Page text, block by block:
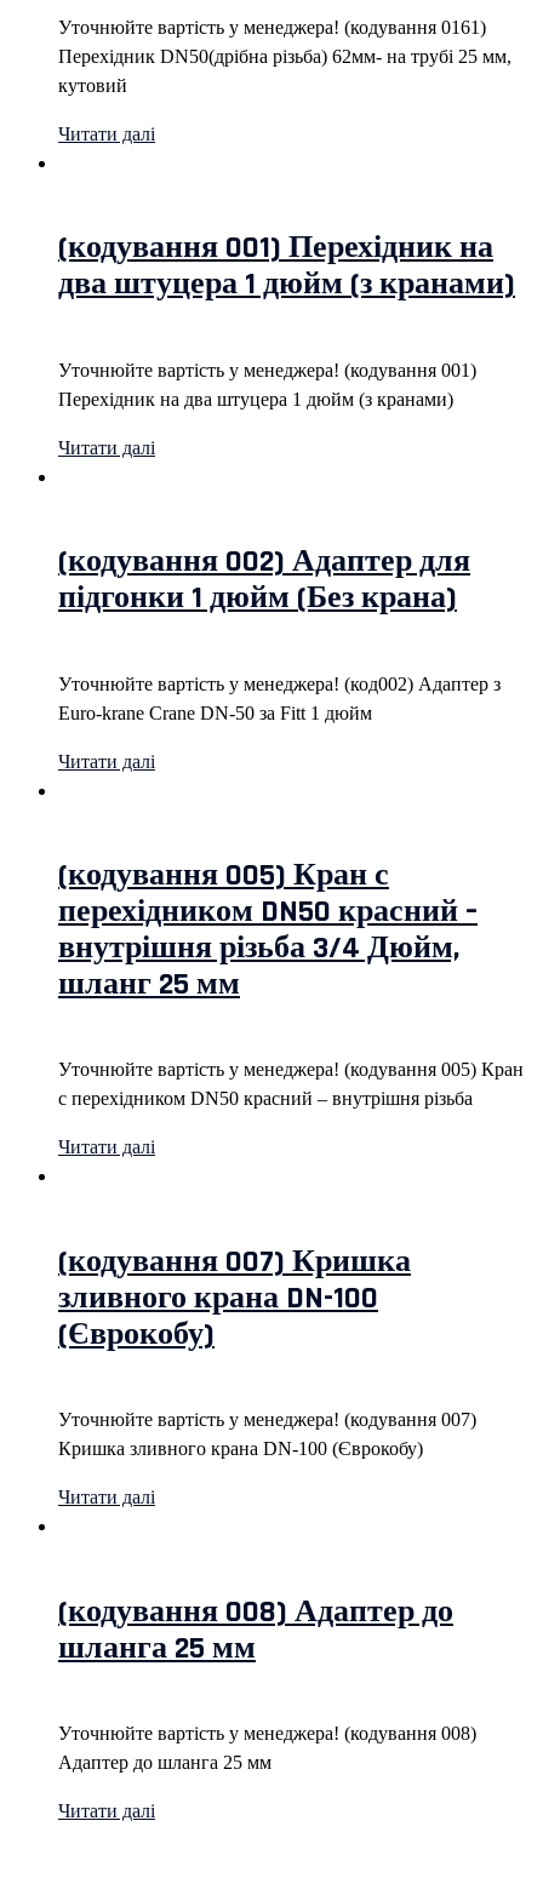
Уточнюйте вартість у менеджера! (кодування 0161)
Перехідник DN50(дрібна різьба) 62мм- на трубі 25 мм,
кутовий
Читати далі
(кодування 001) Перехідник на
два штуцера 1 дюйм (з кранами)
Уточнюйте вартість у менеджера! (кодування 001)
Перехідник на два штуцера 1 дюйм (з кранами)
Читати далі
(кодування 002) Адаптер для
підгонки 1 дюйм (Без крана)
Уточнюйте вартість у менеджера! (код002) Адаптер з
Euro-krane Crane DN-50 за Fitt 1 дюйм
Читати далі
(кодування 005) Кран с
перехідником DN50 красний –
внутрішня різьба 3/4 Дюйм,
шланг 25 мм
Уточнюйте вартість у менеджера! (кодування 005) Кран
с перехідником DN50 красний – внутрішня різьба
Читати далі
(кодування 007) Кришка
зливного крана DN-100
(Єврокобу)
Уточнюйте вартість у менеджера! (кодування 007)
Кришка зливного крана DN-100 (Єврокобу)
Читати далі
(кодування 008) Адаптер до
шланга 25 мм
Уточнюйте вартість у менеджера! (кодування 008)
Адаптер до шланга 25 мм
Читати далі